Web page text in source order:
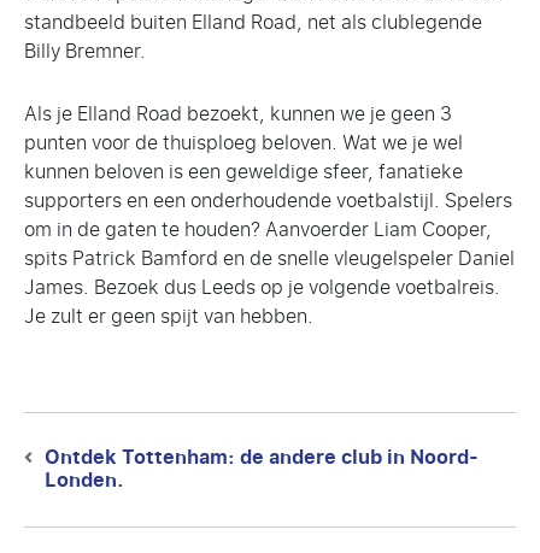
standbeeld buiten Elland Road, net als clublegende
Billy Bremner.
Als je Elland Road bezoekt, kunnen we je geen 3
punten voor de thuisploeg beloven. Wat we je wel
kunnen beloven is een geweldige sfeer, fanatieke
supporters en een onderhoudende voetbalstijl. Spelers
om in de gaten te houden? Aanvoerder Liam Cooper,
spits Patrick Bamford en de snelle vleugelspeler Daniel
James. Bezoek dus Leeds op je volgende voetbalreis.
Je zult er geen spijt van hebben.
Berichtnavigatie
Previous
post:
Ontdek Tottenham: de andere club in Noord-
Londen.